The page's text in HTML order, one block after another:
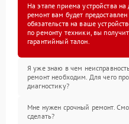
На этапе приема устройства
ремонт вам будет
обязательств на ваше
по ремонту техники, вы
гарантийный талон.
Я уже знаю в чем
ремонт необходим. Для чего
диагностику?
Мне нужен срочный ремонт.
сделать?